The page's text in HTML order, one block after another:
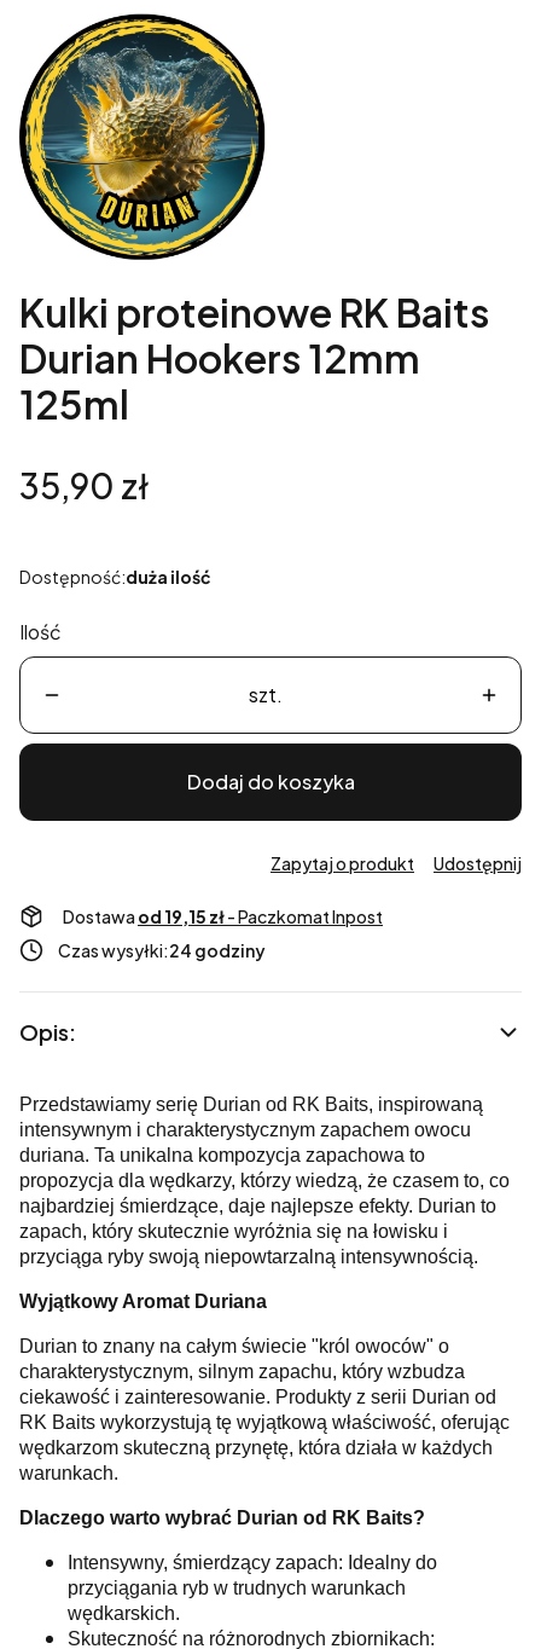
Kulki proteinowe RK Baits
Durian Hookers 12mm
125ml
Cena
35,90 zł
Dostępność:duża ilość
Ilość
szt.
Dodaj do koszyka
Zapytaj o produkt Udostępnij
Dostawa od 19,15 zł- Paczkomat Inpost
Czas wysyłki:24 godziny
Opis:
Przedstawiamy serię Durian od RK Baits, inspirowaną
intensywnym i charakterystycznym zapachem owocu
duriana. Ta unikalna kompozycja zapachowa to
propozycja dla wędkarzy, którzy wiedzą, że czasem to, co
najbardziej śmierdzące, daje najlepsze efekty. Durian to
zapach, który skutecznie wyróżnia się na łowisku i
przyciąga ryby swoją niepowtarzalną intensywnością.
Wyjątkowy Aromat Duriana
Durian to znany na całym świecie "król owoców" o
charakterystycznym, silnym zapachu, który wzbudza
ciekawość i zainteresowanie. Produkty z serii Durian od
RK Baits wykorzystują tę wyjątkową właściwość, oferując
wędkarzom skuteczną przynętę, która działa w każdych
warunkach.
Dlaczego warto wybrać Durian od RK Baits?
Intensywny, śmierdzący zapach: Idealny do
przyciągania ryb w trudnych warunkach
wędkarskich.
Skuteczność na różnorodnych zbiornikach: